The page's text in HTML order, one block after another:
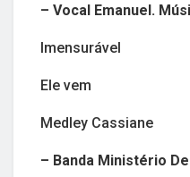
– Vocal Emanuel.
Imensurável
Ele vem
Medley Cassiane
– Banda Ministério